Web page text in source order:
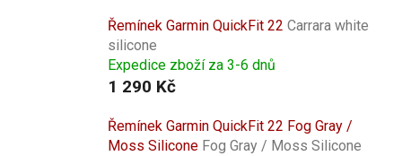
Řemínek Garmin QuickFit 22 Carrara white
silicone
Expedice zboží za 3-6 dnů
1 290 Kč
Řemínek Garmin QuickFit 22 Fog Gray /
Moss Silicone Fog Gray / Moss Silicone